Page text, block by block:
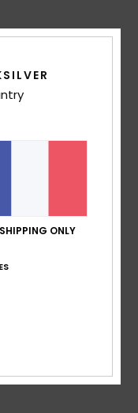
de résistance à
en plastique
polyester, 12%
ONLY